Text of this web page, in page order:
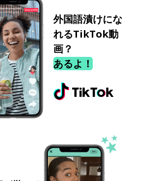
外国語漬けにな
れるTikTok動
画？
あるよ！